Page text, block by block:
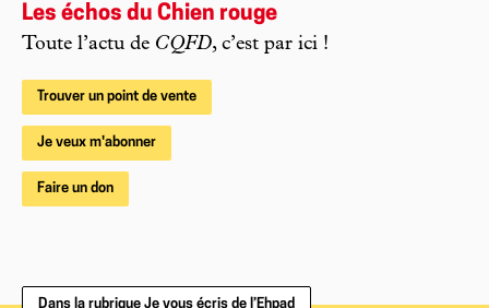
Les échos du Chien rouge
Toute l’actu de CQFD, c’est par ici !
Trouver un point de vente
Je veux m'abonner
Faire un don
Dans la rubrique Je vous écris de l’Ehpad